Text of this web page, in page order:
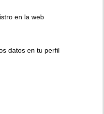
en la web
datos en tu perfil